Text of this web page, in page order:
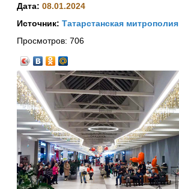
Дата: 08.01.2024
Источник: Татарстанская митрополия
Просмотров: 706